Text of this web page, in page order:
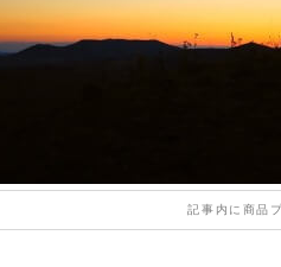
記事内に商品